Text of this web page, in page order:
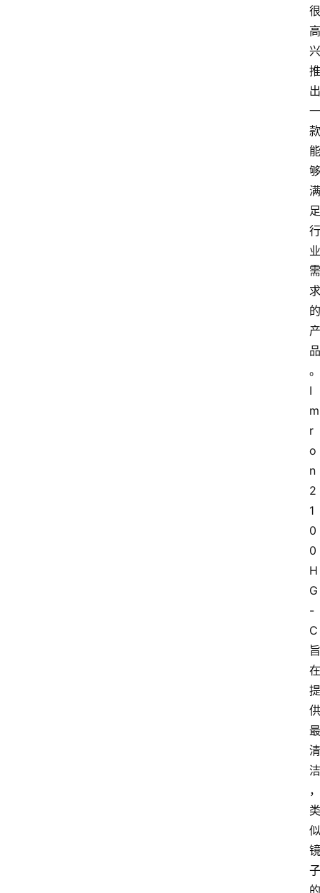
很
高
兴
推
出
一
款
能
够
满
足
行
业
需
求
的
产
品
。
I
m
r
o
n
2
1
0
0
H
G
-
C
旨
在
提
供
最
清
洁
，
类
似
镜
子
的